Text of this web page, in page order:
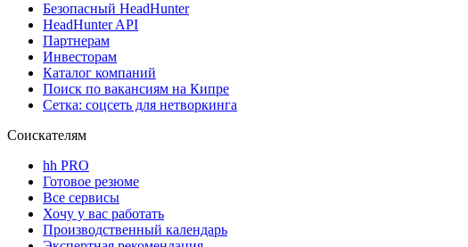
Безопасный HeadHunter
HeadHunter API
Партнерам
Инвесторам
Каталог компаний
Поиск по вакансиям на Кипре
Сетка: соцсеть для нетворкинга
Соискателям
hh PRO
Готовое резюме
Все сервисы
Хочу у вас работать
Производственный календарь